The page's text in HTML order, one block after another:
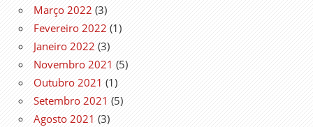
Março 2022 (3)
Fevereiro 2022 (1)
Janeiro 2022 (3)
Novembro 2021 (5)
Outubro 2021 (1)
Setembro 2021 (5)
Agosto 2021 (3)